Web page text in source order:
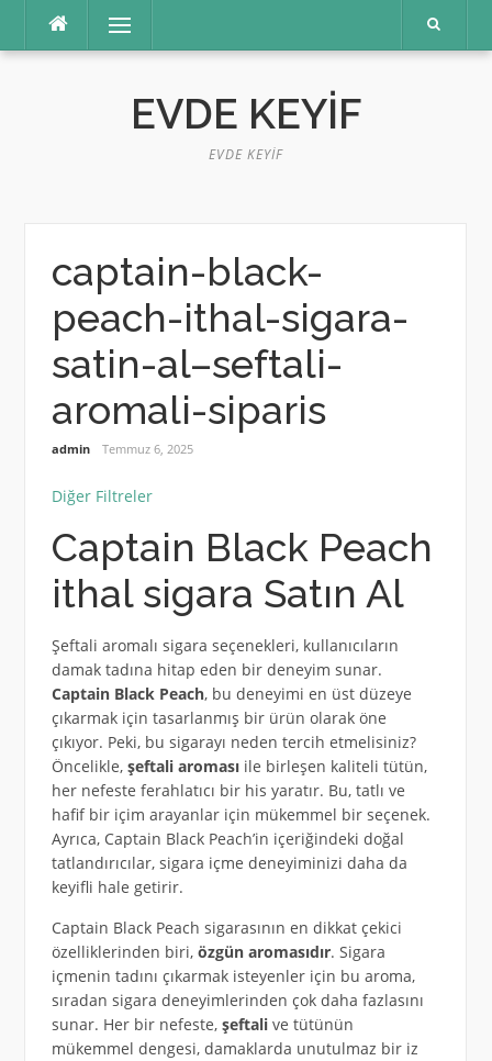
Menü
EVDE KEYIF
EVDE KEYIF
captain-black-
peach-ithal-sigara-
satin-al–seftali-
aromali-siparis
admin Temmuz 6, 2025
Diğer Filtreler
Captain Black Peach
ithal sigara Satın Al
Şeftali aromalı sigara seçenekleri, kullanıcıların
damak tadına hitap eden bir deneyim sunar.
Captain Black Peach, bu deneyimi en üst düzeye
çıkarmak için tasarlanmış bir ürün olarak öne
çıkıyor. Peki, bu sigarayı neden tercih etmelisiniz?
Öncelikle, şeftali aromasıile birleşen kaliteli tütün,
her nefeste ferahlatıcı bir his yaratır. Bu, tatlı ve
hafif bir içim arayanlar için mükemmel bir seçenek.
Ayrıca, Captain Black Peach’in içeriğindeki doğal
tatlandırıcılar, sigara içme deneyiminizi daha da
keyifli hale getirir.
Captain Black Peach sigarasının en dikkat çekici
özelliklerinden biri, özgün aromasıdır. Sigara
içmenin tadını çıkarmak isteyenler için bu aroma,
sıradan sigara deneyimlerinden çok daha fazlasını
sunar. Her bir nefeste, şeftalive tütünün
mükemmel dengesi, damaklarda unutulmaz bir iz